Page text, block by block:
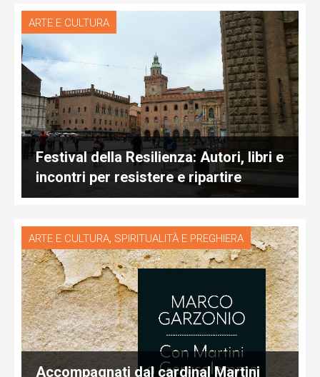
ARTE E CULTURA
Festival della Resilienza: Autori, libri e
incontri per resistere e ripartire
ARTE E CULTURA, SPIRITUALITÀ E PREGHIERA
Accompagnati dal cardinal Martini